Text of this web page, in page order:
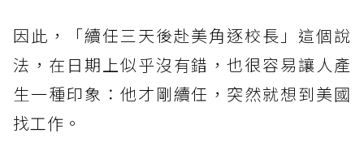
因此，「續任三天後赴美角逐校長」這個說
法，在日期上似乎沒有錯，也很容易讓人產
生一種印象：他才剛續任，突然就想到美國
找工作。